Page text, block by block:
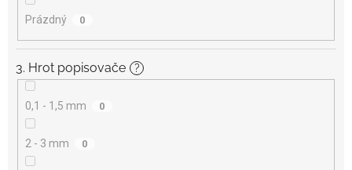
Prázdný 0
3. Hrot popisovače ?
0,1 - 1,5 mm 0
2 - 3 mm 0